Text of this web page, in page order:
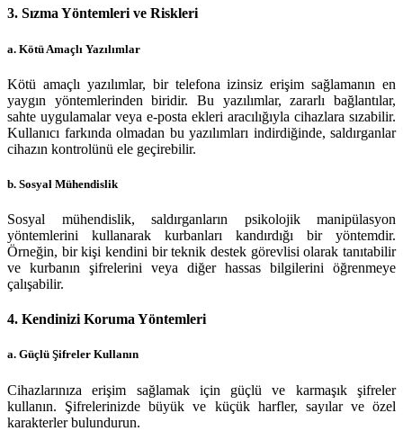
3. Sızma Yöntemleri ve Riskleri
a. Kötü Amaçlı Yazılımlar
Kötü amaçlı yazılımlar, bir telefona izinsiz erişim sağlamanın en
yaygın yöntemlerinden biridir. Bu yazılımlar, zararlı bağlantılar,
sahte uygulamalar veya e-posta ekleri aracılığıyla cihazlara sızabilir.
Kullanıcı farkında olmadan bu yazılımları indirdiğinde, saldırganlar
cihazın kontrolünü ele geçirebilir.
b. Sosyal Mühendislik
Sosyal mühendislik, saldırganların psikolojik manipülasyon
yöntemlerini kullanarak kurbanları kandırdığı bir yöntemdir.
Örneğin, bir kişi kendini bir teknik destek görevlisi olarak tanıtabilir
ve kurbanın şifrelerini veya diğer hassas bilgilerini öğrenmeye
çalışabilir.
4. Kendinizi Koruma Yöntemleri
a. Güçlü Şifreler Kullanın
Cihazlarınıza erişim sağlamak için güçlü ve karmaşık şifreler
kullanın. Şifrelerinizde büyük ve küçük harfler, sayılar ve özel
karakterler bulundurun.